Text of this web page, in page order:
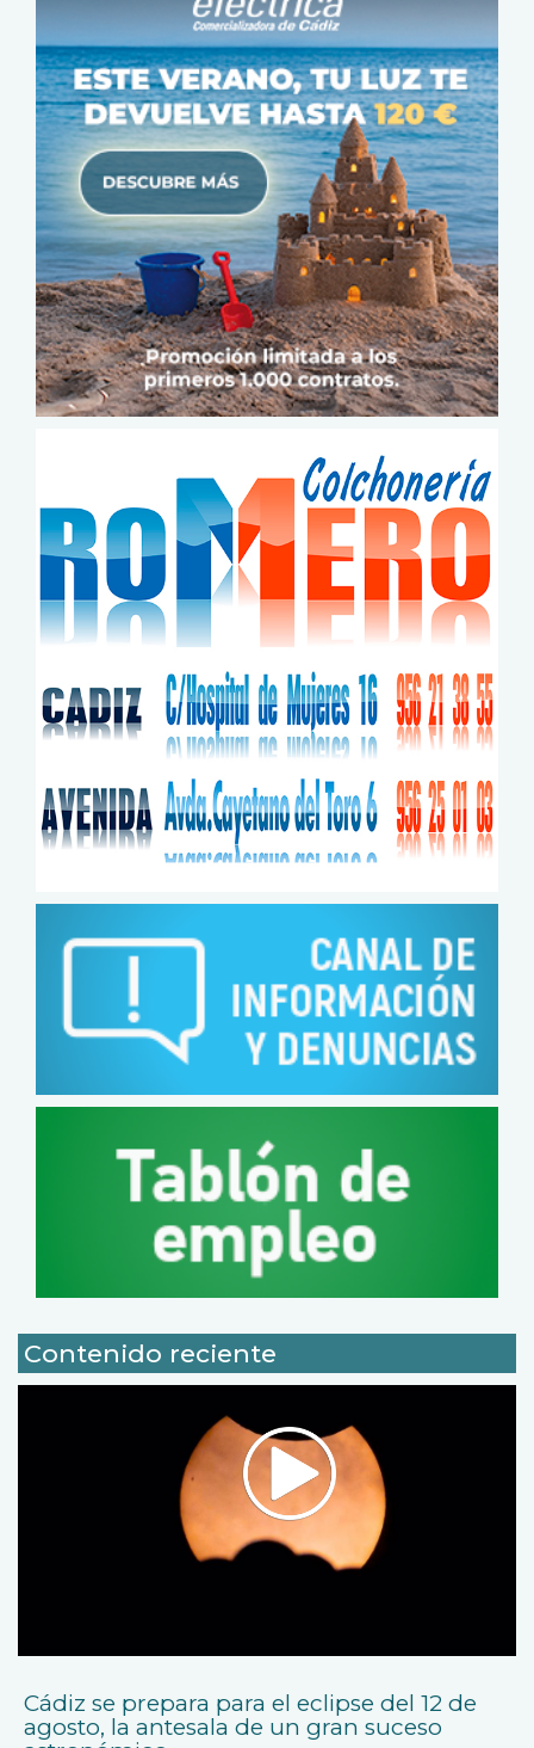
Contenido reciente
Cádiz se prepara para el eclipse del 12 de
agosto, la antesala de un gran suceso